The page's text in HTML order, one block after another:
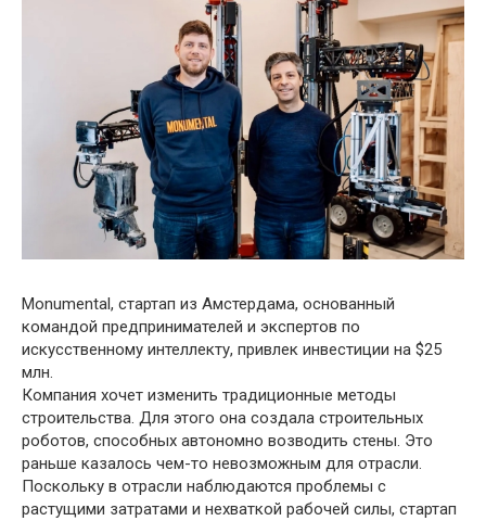
Monumental, стартап из Амстердама, основанный
командой предпринимателей и экспертов по
искусственному интеллекту, привлек инвестиции на $25
млн.
Компания хочет изменить традиционные методы
строительства. Для этого она создала строительных
роботов, способных автономно возводить стены. Это
раньше казалось чем-то невозможным для отрасли.
Поскольку в отрасли наблюдаются проблемы с
растущими затратами и нехваткой рабочей силы, стартап